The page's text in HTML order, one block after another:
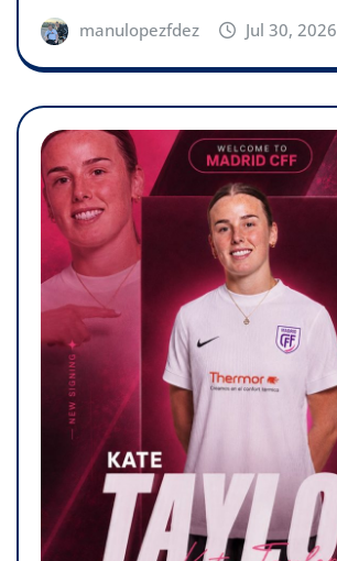
manulopezfdez Jul 30, 2026